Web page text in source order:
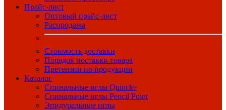
Прайс-лист
Оптовый прайс-лист
Распродажа
Стоимость доставки
Порядок поставки товара
Претензии по продукции
Каталог
Спинальные иглы Quincke
Спинальные иглы Pencil Point
Эпидуральные иглы